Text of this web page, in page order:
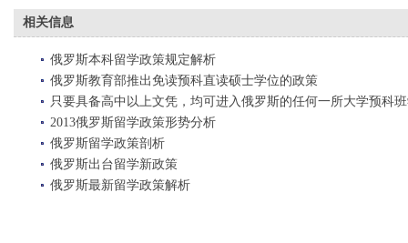
相关信息
俄罗斯本科留学政策规定解析
俄罗斯教育部推出免读预科直读硕士学位的政策
只要具备高中以上文凭，均可进入俄罗斯的任何一所大学预科
2013俄罗斯留学政策形势分析
俄罗斯留学政策剖析
俄罗斯出台留学新政策
俄罗斯最新留学政策解析